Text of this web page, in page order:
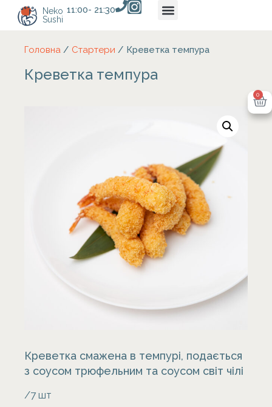
Neko
Sushi
11:00- 21:30
0
Головна / Стартери / Креветка темпура
Креветка темпура
Креветка смажена в темпурі, подається
з соусом трюфельним та соусом світ чілі
/7 шт